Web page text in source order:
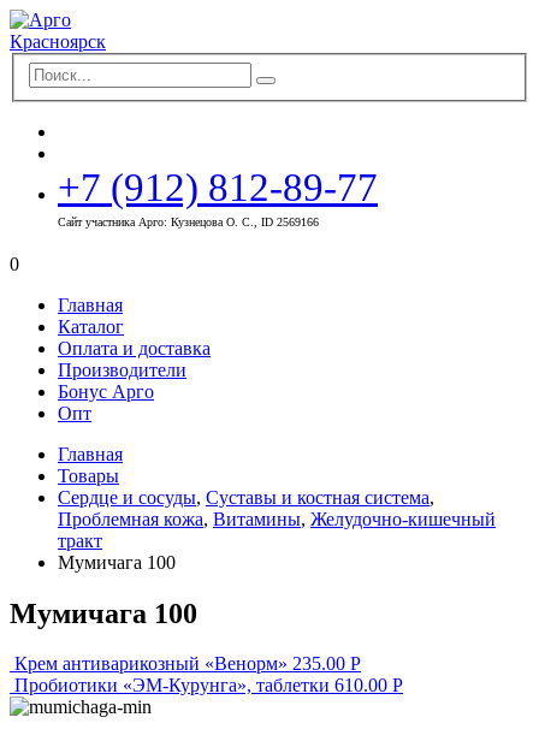
+7 (912) 812-89-77
Сайт участника Арго: Кузнецова О. С., ID 2569166
0
Главная
Каталог
Оплата и доставка
Производители
Бонус Арго
Опт
Главная
Товары
Сердце и сосуды, Суставы и костная система,
Проблемная кожа, Витамины, Желудочно-кишечный
тракт
Мумичага 100
Мумичага 100
Крем антиварикозный «Венорм» 235.00 Р
Пробиотики «ЭМ-Курунга», таблетки 610.00 Р